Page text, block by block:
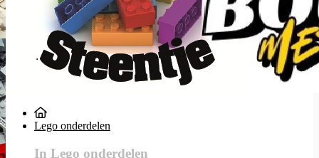
Lego onderdelen
In Lego onderdelen